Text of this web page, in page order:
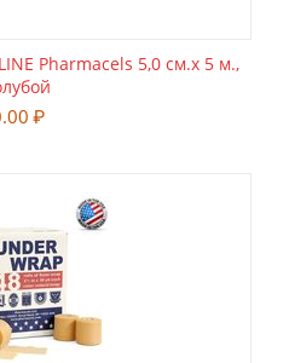
Pharmacels 5,0 см.х 5 м.,
₽